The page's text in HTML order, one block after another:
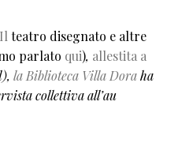
Il teatro disegnato e altre
parlato qui), allestita a
la Biblioteca Villa Doraha
collettiva all’au